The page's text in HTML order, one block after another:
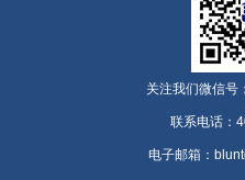
关注我们微信号
联系电话：
电子邮箱：